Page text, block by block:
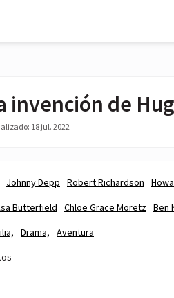
invención de
18 jul. 2022
Johnny Depp Robert Richardson
Butterfield Chloë Grace Moretz Ben
Drama,
Aventura